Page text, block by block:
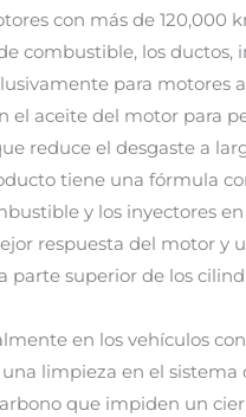
con más de 120,000
combustible, los ductos,
para motores
el aceite del motor para
reduce el desgaste a
tiene una fórmula
y los inyectores
respuesta del motor y
superior de los
en los vehículos
limpieza en el
que impiden un